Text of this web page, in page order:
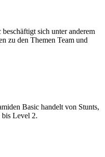
sich unter anderem
zu den Themen Team und
Basic handelt von Stunts,
bis Level 2.